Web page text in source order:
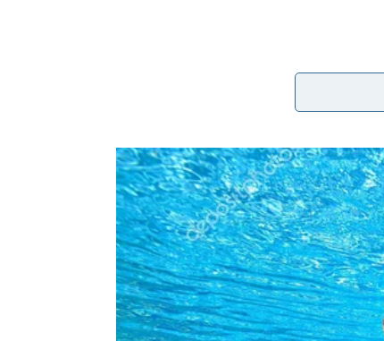
Qual é a proporção certa da
Uma proporção simples para começar é
e duas colheres de sopa demáscara hidratante
facilita o enxágue depois.
Para cabelos muito longos ou volumosos, a